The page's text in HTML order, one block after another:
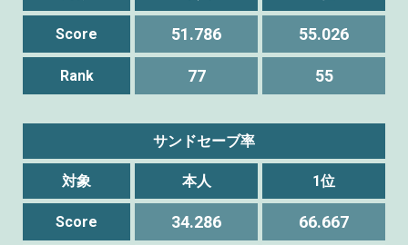
Score 51.786 55.026
Rank 77 55
サンドセーブ率
対象 本人 1位
Score 34.286 66.667